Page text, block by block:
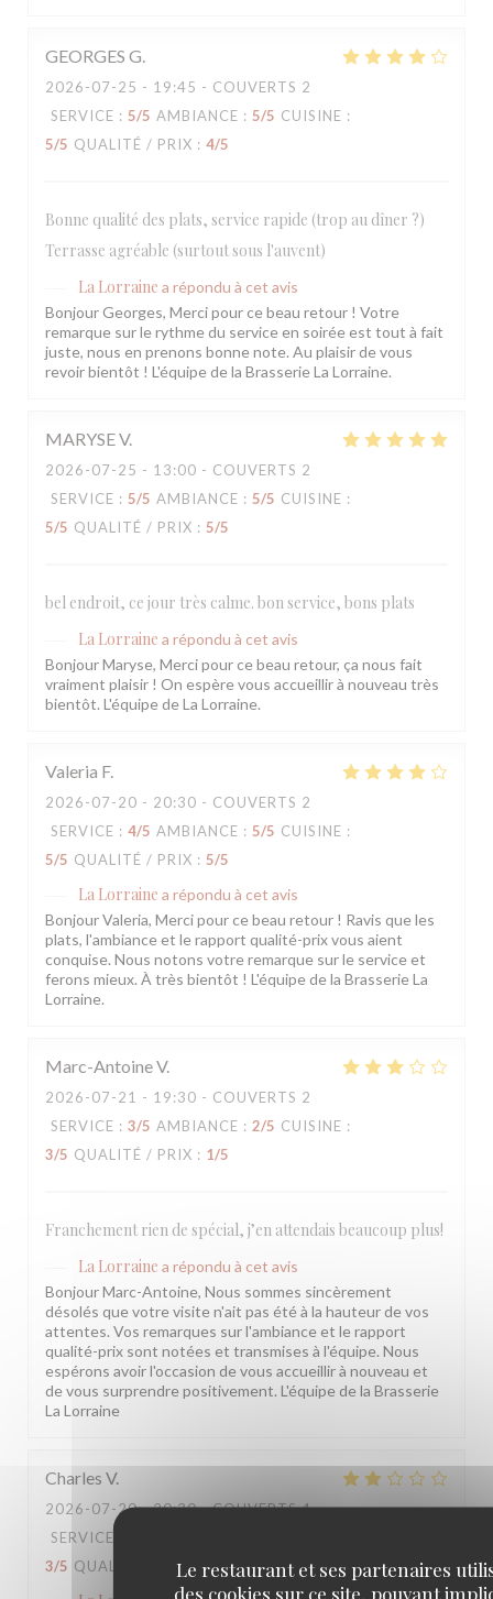
Le restaurant et ses partenaires
des cookies sur ce site, pouvant
GEORGES G
2026-07-25 - 19:45 - COUVERTS 2
SERVICE : 5/5 AMBIANCE : 5/5 CUISINE :
5/5 QUALITÉ / PRIX : 4/5
Bonne qualité des plats, service rapide (trop au dîner ?)
Terrasse agréable (surtout sous l'auvent)
La Lorraine a répondu à cet avis
Bonjour Georges, Merci pour ce beau retour ! Votre
remarque sur le rythme du service en soirée est tout à fait
juste, nous en prenons bonne note. Au plaisir de vous
revoir bientôt ! L'équipe de la Brasserie La Lorraine.
MARYSEV
2026-07-25 - 13:00 - COUVERTS 2
SERVICE : 5/5 AMBIANCE : 5/5 CUISINE :
5/5 QUALITÉ / PRIX : 5/5
bel endroit, ce jour très calme. bon service, bons plats
La Lorraine a répondu à cet avis
Bonjour Maryse, Merci pour ce beau retour, ça nous fait
vraiment plaisir ! On espère vous accueillir à nouveau très
bientôt. L'équipe de La Lorraine.
Valeria F
2026-07-20 - 20:30 - COUVERTS 2
SERVICE : 4/5 AMBIANCE : 5/5 CUISINE :
5/5 QUALITÉ / PRIX : 5/5
La Lorraine a répondu à cet avis
Bonjour Valeria, Merci pour ce beau retour ! Ravis que les
plats, l'ambiance et le rapport qualité-prix vous aient
conquise. Nous notons votre remarque sur le service et
ferons mieux. À très bientôt ! L'équipe de la Brasserie La
Lorraine.
Marc-AntoineV
2026-07-21 - 19:30 - COUVERTS 2
SERVICE : 3/5 AMBIANCE : 2/5 CUISINE :
3/5 QUALITÉ / PRIX : 1/5
Franchement rien de spécial, j’en attendais beaucoup plus!
La Lorraine a répondu à cet avis
Bonjour Marc-Antoine, Nous sommes sincèrement
désolés que votre visite n'ait pas été à la hauteur de vos
attentes. Vos remarques sur l'ambiance et le rapport
qualité-prix sont notées et transmises à l'équipe. Nous
espérons avoir l'occasion de vous accueillir à nouveau et
de vous surprendre positivement. L'équipe de la Brasserie
La Lorraine
Charles V
2026-07-20- 20:30 - COUVERTS 4
SERVICE
3/5 QUALITÉ / PRIX: 3/5